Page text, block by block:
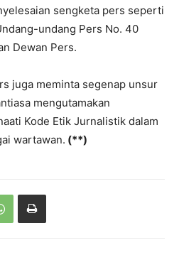
sengketa pers seperti
undang Pers No. 40
Dewan Pers.
juga meminta segenap unsur
mengutamakan
Kode Etik Jurnalistik dalam
wartawan. (**)